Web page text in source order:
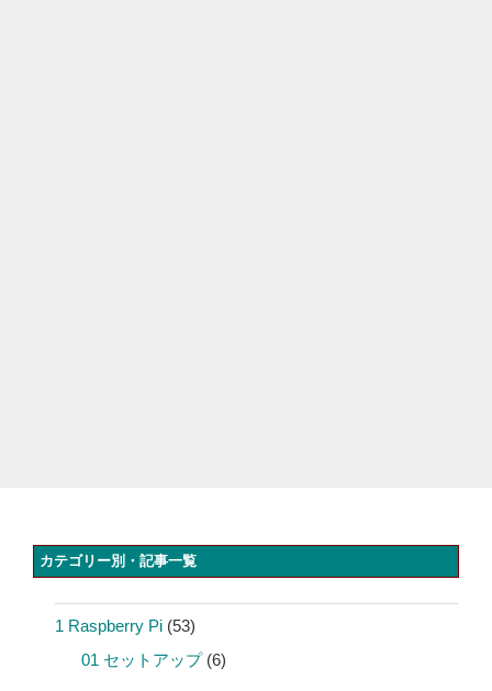
カテゴリー別・記事一覧
1 Raspberry Pi (53)
01 セットアップ(6)